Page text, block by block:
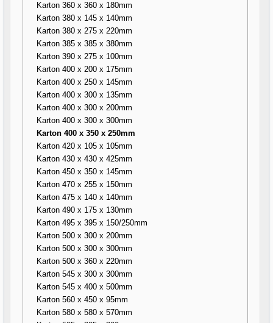
Karton 360 x 360 x 180mm
Karton 380 x 145 x 140mm
Karton 380 x 275 x 220mm
Karton 385 x 385 x 380mm
Karton 390 x 275 x 100mm
Karton 400 x 200 x 175mm
Karton 400 x 250 x 145mm
Karton 400 x 300 x 135mm
Karton 400 x 300 x 200mm
Karton 400 x 300 x 300mm
Karton 400 x 350 x 250mm
Karton 420 x 105 x 105mm
Karton 430 x 430 x 425mm
Karton 450 x 350 x 145mm
Karton 470 x 255 x 150mm
Karton 475 x 140 x 140mm
Karton 490 x 175 x 130mm
Karton 495 x 395 x 150/250mm
Karton 500 x 300 x 200mm
Karton 500 x 300 x 300mm
Karton 500 x 360 x 220mm
Karton 545 x 300 x 300mm
Karton 545 x 400 x 500mm
Karton 560 x 450 x 95mm
Karton 580 x 580 x 570mm